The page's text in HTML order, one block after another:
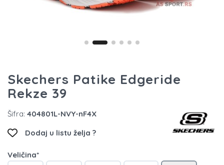
Skechers Patike Edgeride
Rekze 39
Šifra: 404801L-NVY-nF4X
Dodaj u listu želja ?
Veličina*